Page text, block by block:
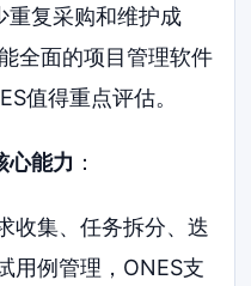
重复采购和维护成
全面的项目管理软件
值得重点评估。
心能力 ：
收集、任务拆分、迭
用例管理，ONES支